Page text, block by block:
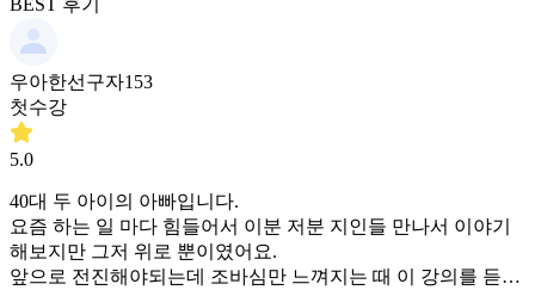
BEST 후기
우아한선구자153
첫수강
5.0
40대 두 아이의 아빠입니다.
요즘 하는 일 마다 힘들어서 이분 저분 지인들 만나서 이야기
해보지만 그저 위로 뿐이였어요.
앞으로 전진해야되는데 조바심만 느껴지는 때 이 강의를 듣게